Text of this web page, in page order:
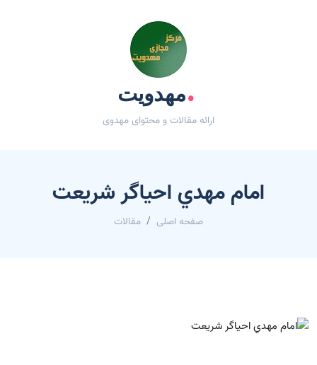
.مهدویت
ارائه مقالات و محتوای مهدوی
امام مهدي احياگر شريعت
صفحه اصلی مقالات